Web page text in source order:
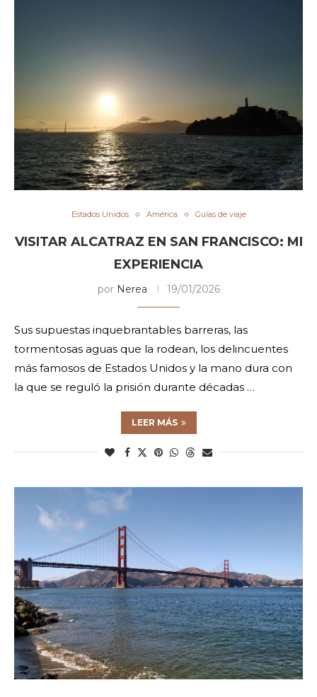
Estados Unidos América Guías de viaje
VISITAR ALCATRAZ EN SAN FRANCISCO: MI
EXPERIENCIA
por Nerea 19/01/2026
Sus supuestas inquebrantables barreras, las
tormentosas aguas que la rodean, los delincuentes
más famosos de Estados Unidos y la mano dura con
la que se reguló la prisión durante décadas …
LEER MÁS